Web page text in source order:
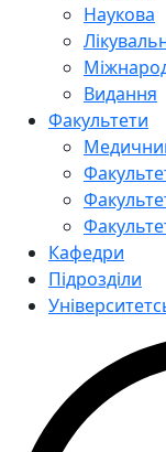
Наукова
Видання
Факультети
Кафедри
Підрозділи